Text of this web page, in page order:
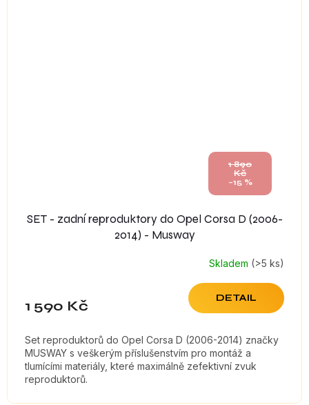
1 890
Kč
–15 %
SET - zadní reproduktory do Opel Corsa D (2006-
2014) - Musway
Skladem (>5 ks)
1 590 Kč DETAIL
Set reproduktorů do Opel Corsa D (2006-2014) značky
MUSWAY s veškerým příslušenstvím pro montáž a
tlumícími materiály, které maximálně zefektivní zvuk
reproduktorů.